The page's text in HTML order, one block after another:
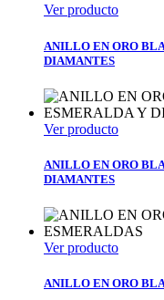
Ver producto
ANILLO EN ORO
DIAMANTES
Ver producto
ANILLO EN ORO
DIAMANTES
Ver producto
ANILLO EN ORO